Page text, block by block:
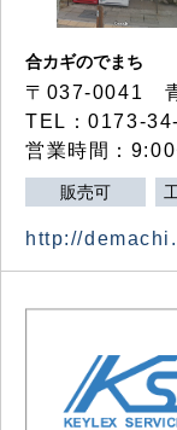
合カギのでまち
〒037-0041
TEL：0173-
営業時間：
販売可
http://